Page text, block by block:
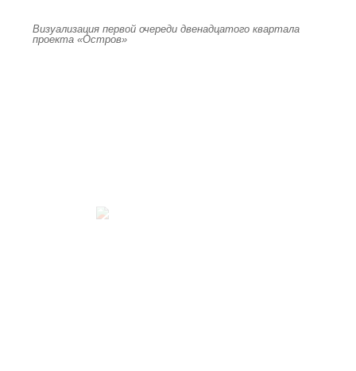
Визуализация первой очереди двенадцатого квартала
проекта «Остров»